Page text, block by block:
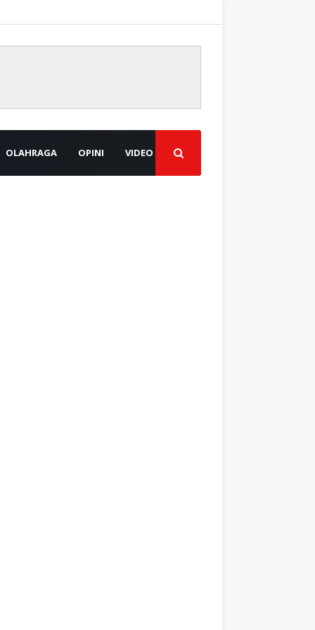
OLAHRAGA OPINI VIDEO